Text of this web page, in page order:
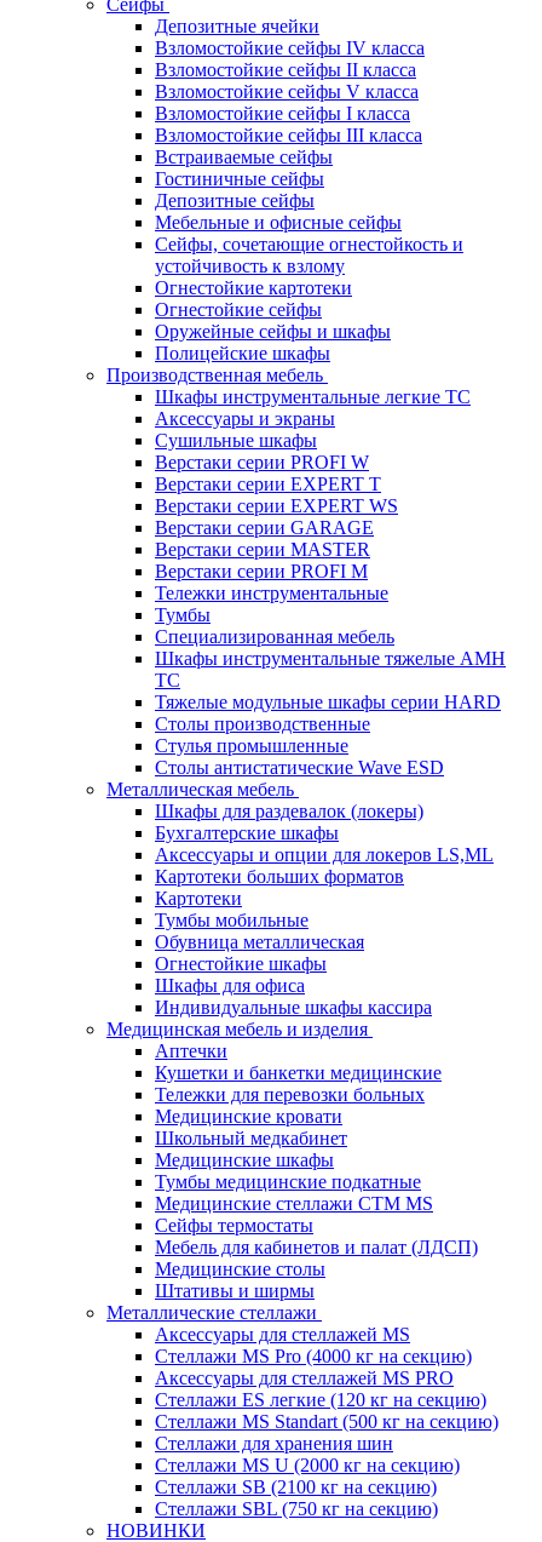
Депозитные ячейки
Взломостойкие сейфы IV класса
Взломостойкие сейфы II класса
Взломостойкие сейфы V класса
Взломостойкие сейфы I класса
Взломостойкие сейфы III класса
Встраиваемые сейфы
Гостиничные сейфы
Депозитные сейфы
Мебельные и офисные сейфы
Сейфы, сочетающие огнестойкость и
устойчивость к взлому
Огнестойкие картотеки
Огнестойкие сейфы
Оружейные сейфы и шкафы
Полицейские шкафы
Производственная мебель
Шкафы инструментальные легкие ТС
Аксессуары и экраны
Cушильные шкафы
Верстаки серии PROFI W
Верстаки серии EXPERT T
Верстаки серии EXPERT WS
Верстаки серии GARAGE
Верстаки серии MASTER
Верстаки серии PROFI M
Тележки инструментальные
Тумбы
Cпециализированная мебель
Шкафы инструментальные тяжелые AMH
TC
Тяжелые модульные шкафы серии HARD
Столы производственные
Стулья промышленные
Столы антистатические Wave ESD
Металлическая мебель
Шкафы для раздевалок (локеры)
Бухгалтерские шкафы
Аксессуары и опции для локеров LS,ML
Картотеки больших форматов
Картотеки
Тумбы мобильные
Обувница металлическая
Огнестойкие шкафы
Шкафы для офиса
Индивидуальные шкафы кассира
Медицинская мебель и изделия
Аптечки
Кушетки и банкетки медицинские
Тележки для перевозки больных
Медицинские кровати
Школьный медкабинет
Медицинские шкафы
Тумбы медицинские подкатные
Медицинские стеллажи CTM MS
Сейфы термостаты
Мебель для кабинетов и палат (ЛДСП)
Медицинские столы
Штативы и ширмы
Металлические стеллажи
Аксессуары для стеллажей MS
Стеллажи MS Pro (4000 кг на секцию)
Аксессуары для стеллажей MS PRO
Стеллажи ES легкие (120 кг на секцию)
Стеллажи MS Standart (500 кг на секцию)
Стеллажи для хранения шин
Стеллажи MS U (2000 кг на секцию)
Стеллажи SB (2100 кг на секцию)
Стеллажи SBL (750 кг на секцию)
НОВИНКИ